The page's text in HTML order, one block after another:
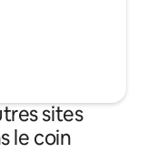
sites
le coin